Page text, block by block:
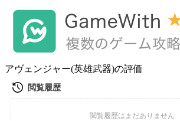
アヴェンジャー(英雄武器)の評価